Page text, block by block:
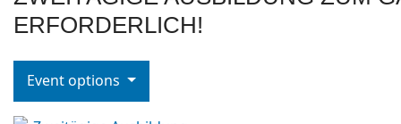
ERFORDERLICH!
Event options